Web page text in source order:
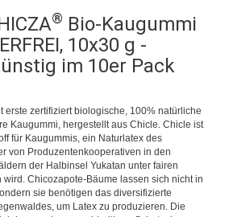
® Bio-Kaugummi
10x30 g -
im 10er Pack
erste zertifiziert biologische, 100% natürliche
Kaugummi, hergestellt aus Chicle . Chicle ist
für Kaugummis, ein Naturlatex des
von Produzentenkooperativen in den
der Halbinsel Yukatan unter fairen
Chicozapote-Bäume lassen sich nicht in
sie benötigen das diversifizierte
um Latex zu produzieren. Die